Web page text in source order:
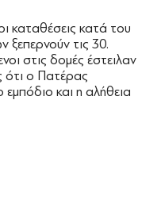
καταθέσεις κατά του
ξεπερνούν τις 30.
στις δομές έστειλαν
ότι ο Πατέρας
και η αλήθεια